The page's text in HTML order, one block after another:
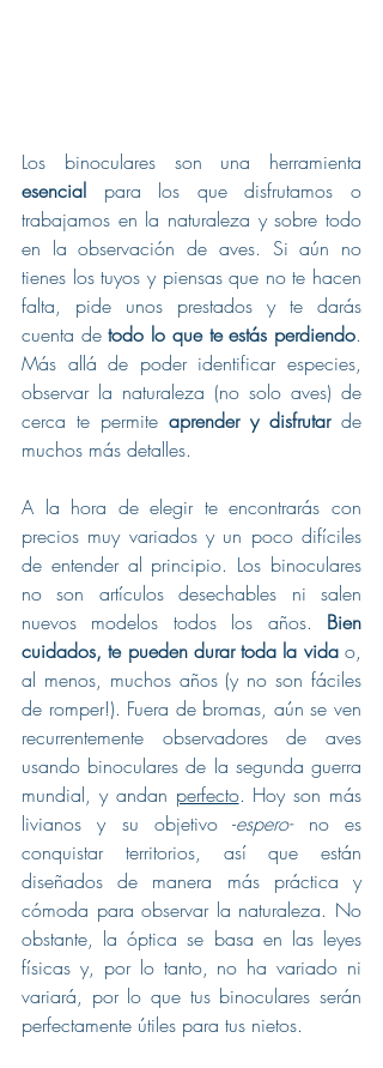
esencial para los que disfrutamos o
trabajamos en la naturaleza y sobre todo
en la observación de aves. Si aún no
tienes los tuyos y piensas que no te hacen
falta, pide unos prestados y te darás
cuenta de todo lo que te estás perdiendo.
Más allá de poder identificar especies,
observar la naturaleza (no solo aves) de
cerca te permite aprender y disfrutar de
muchos más detalles.
A la hora de elegir te encontrarás con
precios muy variados y un poco difíciles
de entender al principio. Los binoculares
no son artículos desechables ni salen
nuevos modelos todos los años. Bien
cuidados, te pueden durar toda la vida o,
al menos, muchos años (y no son fáciles
de romper!). Fuera de bromas, aún se ven
recurrentemente observadores de aves
usando binoculares de la segunda guerra
mundial, y andan perfecto. Hoy son más
livianos y su objetivo -espero- no es
conquistar territorios, así que están
diseñados de manera más práctica y
cómoda para observar la naturaleza. No
obstante, la óptica se basa en las leyes
físicas y, por lo tanto, no ha variado ni
variará, por lo que tus binoculares serán
perfectamente útiles para tus nietos.